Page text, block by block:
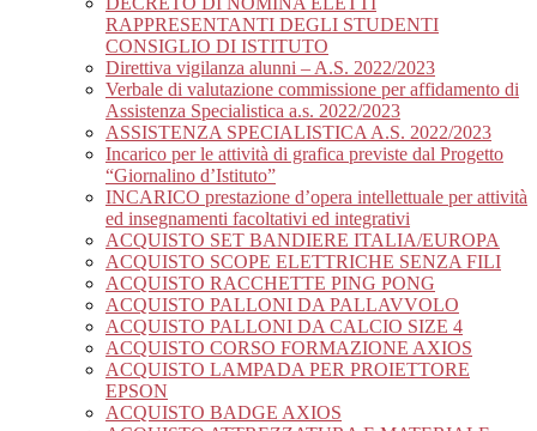
RAPPRESENTANTI DEGLI STUDENTI
CONSIGLIO DI ISTITUTO
Direttiva vigilanza alunni – A.S. 2022/2023
Verbale di valutazione commissione per affidamento di
Assistenza Specialistica a.s. 2022/2023
ASSISTENZA SPECIALISTICA A.S. 2022/2023
Incarico per le attività di grafica previste dal Progetto
“Giornalino d’Istituto”
INCARICO prestazione d’opera intellettuale per attività
ed insegnamenti facoltativi ed integrativi
ACQUISTO SET BANDIERE ITALIA/EUROPA
ACQUISTO SCOPE ELETTRICHE SENZA FILI
ACQUISTO RACCHETTE PING PONG
ACQUISTO PALLONI DA PALLAVVOLO
ACQUISTO PALLONI DA CALCIO SIZE 4
ACQUISTO CORSO FORMAZIONE AXIOS
ACQUISTO LAMPADA PER PROIETTORE
EPSON
ACQUISTO BADGE AXIOS